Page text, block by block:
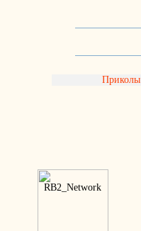
Приколы